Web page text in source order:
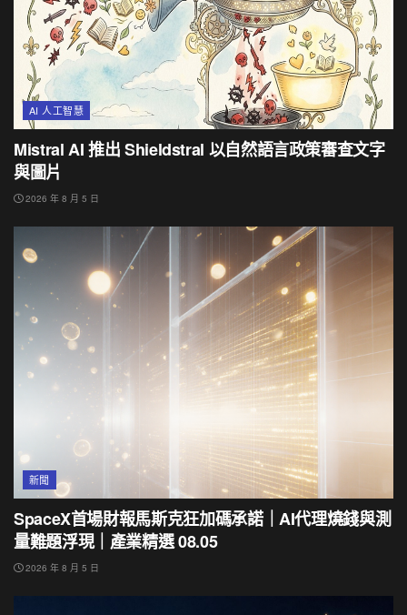
AI 人工智慧
Mistral AI 推出 Shieldstral 以自然語言政策審查文字
與圖片
2026 年 8 月 5 日
新聞
SpaceX首場財報馬斯克狂加碼承諾｜AI代理燒錢與測
量難題浮現｜產業精選 08.05
2026 年 8 月 5 日